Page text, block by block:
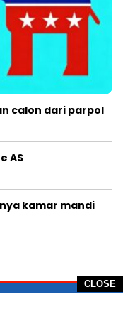
CLOSE
calon dari parpol
AS
kamar mandi